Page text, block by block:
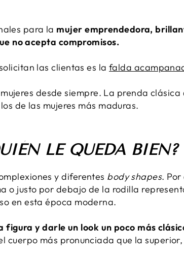
para la mujer emprendedora,
no acepta compromisos.
las clientas es lafalda
desde siempre. La prenda clásica
de las mujeres más maduras.
LE QUEDA BIEN?
y diferentes body shapes. Por
o justo por debajo de la rodilla
en esta época moderna.
figura y darle un look un poco más
cuerpo más pronunciada que la superior,